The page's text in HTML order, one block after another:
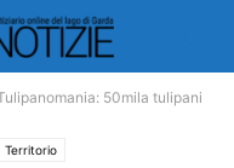
50mila tulipani
Territorio